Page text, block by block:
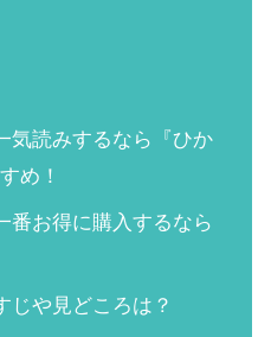
気読みするなら『ひか
め！
番お得に購入するなら
じや見どころは？